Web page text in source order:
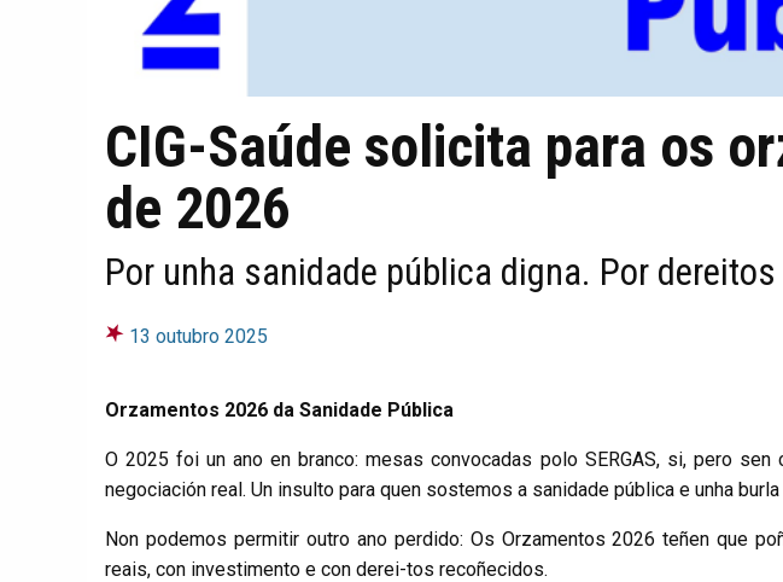
CIG-Saúde solicita para os
de 2026
Por unha sanidade pública digna. Por
13 outubro 2025
Orzamentos 2026 da Sanidade Pública
O 2025 foi un ano en branco: mesas convocadas polo SERGAS, si, pero
negociación real. Un insulto para quen sostemos a sanidade pública e unha
Non podemos permitir outro ano perdido: Os Orzamentos 2026 teñen que
reais, con investimento e con derei-tos recoñecidos.